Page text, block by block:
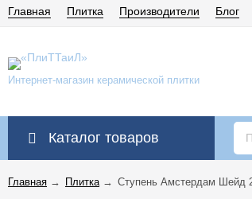
Главная Плитка Производители Блог
Интернет-магазин керамической плитки
Каталог товаров
Главная → Плитка→ Ступень Амстердам Шейд